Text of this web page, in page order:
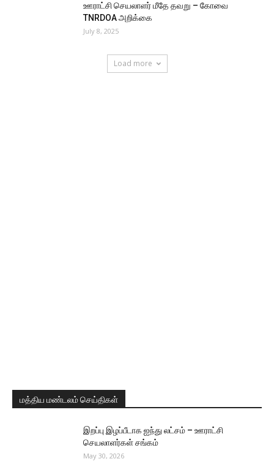
ஊராட்சி செயலாளர் மீதே தவறு – கோவை
TNRDOA அறிக்கை
July 8, 2025
Load more
மத்திய மண்டலம் செய்திகள்
இறப்பு இழப்பீடாக ஐந்து லட்சம் – ஊராட்சி
செயலாளர்கள் சங்கம்
May 30, 2026